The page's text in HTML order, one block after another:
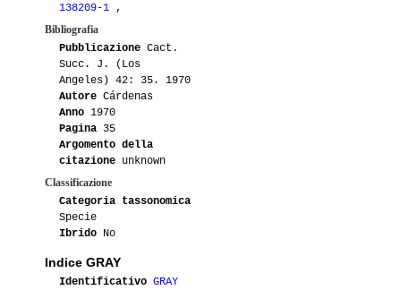
138209-1 ,
Bibliografia
Pubblicazione Cact.
Succ. J. (Los
Angeles) 42: 35. 1970
Autore Cárdenas
Anno 1970
Pagina 35
Argomento della
citazione unknown
Classificazione
Categoria tassonomica
Specie
Ibrido No
Indice GRAY
Identificativo GRAY